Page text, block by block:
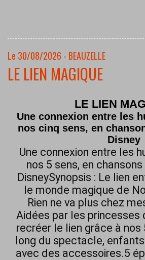
Le 30/08/2026 - BEAUZELLE
LE LIEN MAGIQUE
LE LIEN
Une connexion entre les
nos cinq sens, en
Disney
Une connexion entre les
nos 5 sens, en
DisneySynopsis : Le lien
le monde magique de
Rien ne va plus chez
Aidées par les princesses
recréer le lien grâce à
long du spectacle,
avec des accessoires.5